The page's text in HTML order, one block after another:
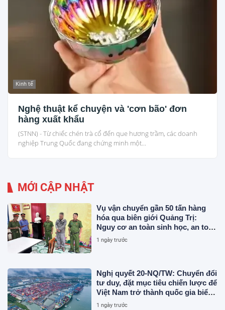
Kinh tế
Nghệ thuật kể chuyện và 'cơn bão' đơn
hàng xuất khẩu
(STNN) - Từ chiếc chén trà cổ đến que hương trầm, các doanh
nghiệp Trung Quốc đang chứng minh một...
MỚI CẬP NHẬT
Vụ vận chuyển gần 50 tấn hàng
hóa qua biên giới Quảng Trị:
Nguy cơ an toàn sinh học, an toàn
thực phẩm từ sản phẩm động vật
1 ngày trước
Nghị quyết 20-NQ/TW: Chuyển đổi
tư duy, đặt mục tiêu chiến lược để
Việt Nam trở thành quốc gia biển
mạnh
1 ngày trước